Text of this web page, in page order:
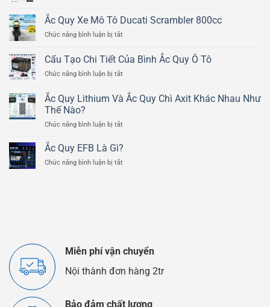
Lý
Hoạt
Động
Bình
Quy
Axit
Ắc Quy Xe Mô Tô Ducati Scrambler 800cc
Chức năng bình luận bị tắt
Quy
Xe
Mô
Ducati
Scrambler
Cấu Tạo Chi Tiết Của Bình Ắc Quy Ô Tô
Chức năng bình luận bị tắt
Tạo
Chi
Của
Ắc
Ô
Ắc Quy Lithium Và Ắc Quy Chì Axit Khác Nhau Như
Thế Nào?
Chức năng bình luận bị tắt
Quy
Và
Thế
Nào?
Ắc Quy EFB Là Gì?
Chức năng bình luận bị tắt
Miễn phí vận chuyển
Nội thành đơn hàng 2tr
Bảo đảm chất lượng